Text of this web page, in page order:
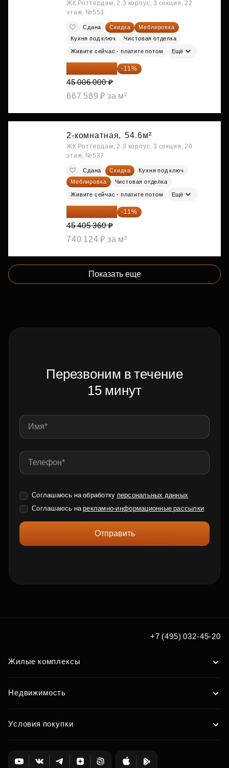
ЖК Роттердам, 2.3 корпус, 3 секция, 22
этаж, №553
Сдана Скидка
Меблировка
Кухня под ключ
Чистовая отделка
Живите сейчас - платите потом Ещё
40 055 340 ₽ -11%
45 006 000 ₽
667 589 ₽ за м²
2-комнатная, 54.6м²
ЖК Роттердам, 2.3 корпус, 3 секция, 20
этаж, №537
Сдана Скидка
Кухня под ключ
Меблировка
Чистовая отделка
Живите сейчас - платите потом Ещё
40 410 770 ₽ -11%
45 405 360 ₽
740 124 ₽ за м²
Показать еще
Перезвоним в течение
15 минут
Соглашаюсь на обработку персональных данных
Соглашаюсь нарекламно-информационные рассылки
Отправить
+7 (495) 032-45-20
Жилые комплексы
Недвижимость
Условия покупки